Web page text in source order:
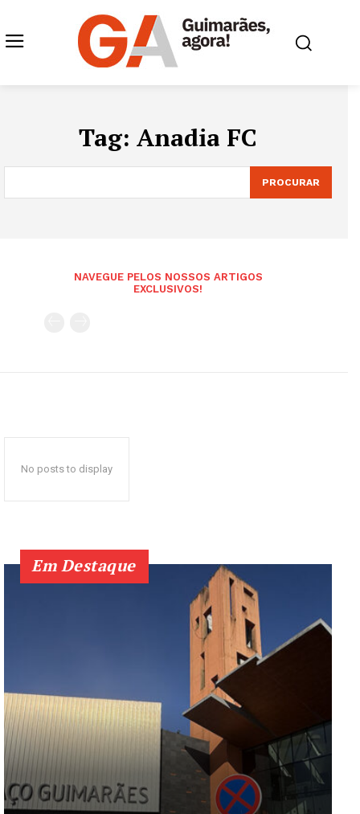
Tag: Anadia FC
PROCURAR
NAVEGUE PELOS NOSSOS ARTIGOS
EXCLUSIVOS!
No posts to display
Em Destaque